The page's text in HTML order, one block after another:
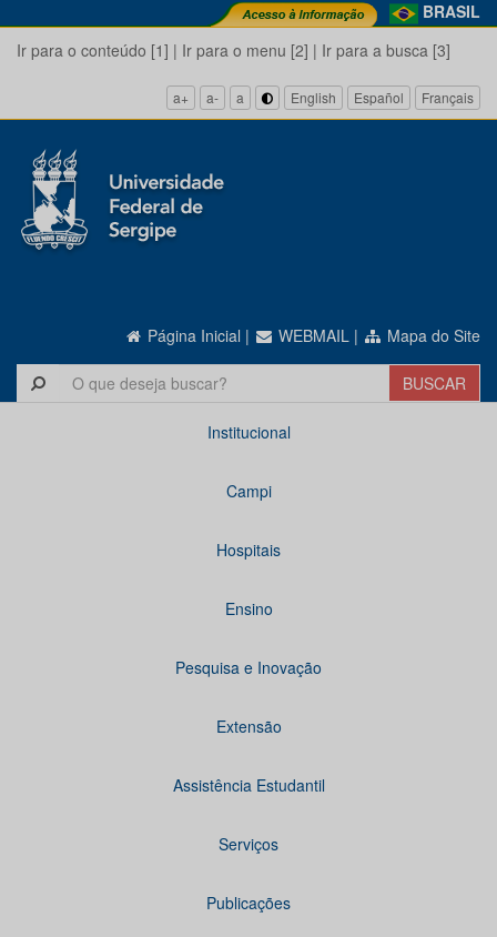
BRASIL
Ir para o conteúdo [1] | Ir para o menu [2] | Ir para a busca [3]
a+ a- a English Español Français
Página Inicial | WEBMAIL | Mapa do Site
Institucional
Campi
Hospitais
Ensino
Pesquisa e Inovação
Extensão
Assistência Estudantil
Serviços
Publicações